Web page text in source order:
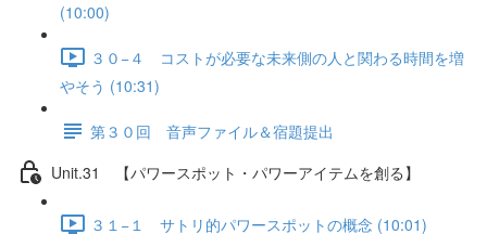
(10:00)
３０−４ コストが必要な未来側の人と関わる時間を増
やそう (10:31)
第３０回 音声ファイル＆宿題提出
Unit.31 【パワースポット・パワーアイテムを創る】
３１−１ サトリ的パワースポットの概念 (10:01)